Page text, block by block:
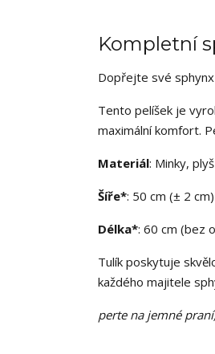
Kompletní
Dopřejte své
Tento pelíšek je
maximální komfort.
Materiál: Minky,
Šíře*: 50 cm (± 2
Délka*: 60 cm (bez
Tulík poskytuje
každého majitele
perte na jemné